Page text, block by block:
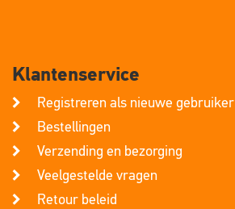
Klantenservice
Registreren als nieuwe gebruiker
Bestellingen
Verzending en bezorging
Veelgestelde vragen
Retour beleid